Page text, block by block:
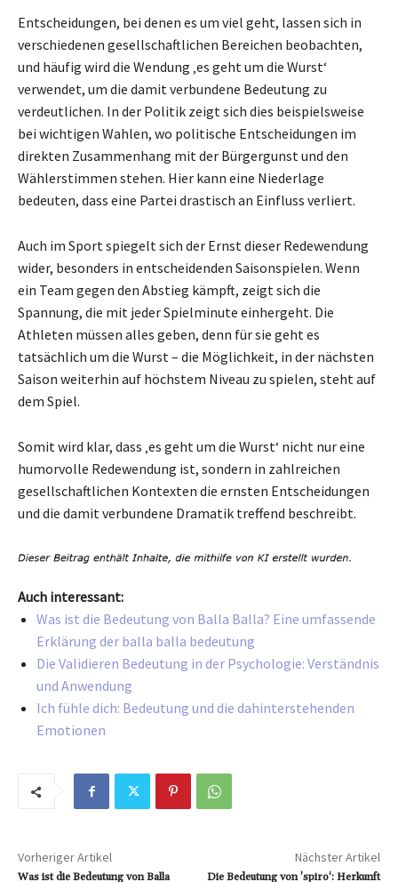
Entscheidungen, bei denen es um viel geht, lassen sich in
verschiedenen gesellschaftlichen Bereichen beobachten,
und häufig wird die Wendung ‚es geht um die Wurst‘
verwendet, um die damit verbundene Bedeutung zu
verdeutlichen. In der Politik zeigt sich dies beispielsweise
bei wichtigen Wahlen, wo politische Entscheidungen im
direkten Zusammenhang mit der Bürgergunst und den
Wählerstimmen stehen. Hier kann eine Niederlage
bedeuten, dass eine Partei drastisch an Einfluss verliert.
Auch im Sport spiegelt sich der Ernst dieser Redewendung
wider, besonders in entscheidenden Saisonspielen. Wenn
ein Team gegen den Abstieg kämpft, zeigt sich die
Spannung, die mit jeder Spielminute einhergeht. Die
Athleten müssen alles geben, denn für sie geht es
tatsächlich um die Wurst – die Möglichkeit, in der nächsten
Saison weiterhin auf höchstem Niveau zu spielen, steht auf
dem Spiel.
Somit wird klar, dass ‚es geht um die Wurst‘ nicht nur eine
humorvolle Redewendung ist, sondern in zahlreichen
gesellschaftlichen Kontexten die ernsten Entscheidungen
und die damit verbundene Dramatik treffend beschreibt.
Auch interessant:
Was ist die Bedeutung von Balla Balla? Eine umfassende
Erklärung der balla balla bedeutung
Die Validieren Bedeutung in der Psychologie: Verständnis
und Anwendung
Ich fühle dich: Bedeutung und die dahinterstehenden
Emotionen
Vorheriger Artikel
Was ist die Bedeutung von Balla
Nächster Artikel
Die Bedeutung von ’spiro‘: Herkunft